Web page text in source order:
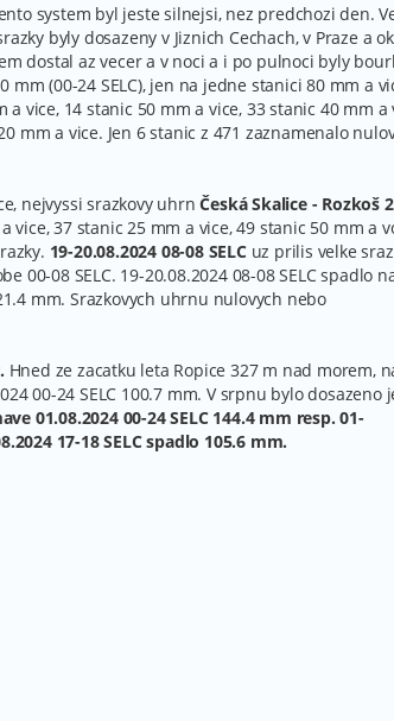
system byl jeste silnejsi, nez predchozi den.
byly dosazeny v Jiznich Cechach, v Praze a
dostal az vecer a v noci a i po pulnoci byly
(00-24 SELC), jen na jedne stanici 80 mm a
vice, 14 stanic 50 mm a vice, 33 stanic 40 mm a
mm a vice. Jen 6 stanic z 471 zaznamenalo
nejvyssi srazkovy uhrnČeská Skalice - Rozkoš
vice, 37 stanic 25 mm a vice, 49 stanic 50 mm a
19-20.08.2024 08-08 SELCuz prilis velke
00-08 SELC. 19-20.08.2024 08-08 SELC spadlo
mm. Srazkovych uhrnu nulovych nebo
Hned ze zacatku leta Ropice 327 m nad morem,
00-24 SELC 100.7 mm. V srpnu bylo dosazeno
01.08.2024 00-24 SELC 144.4 mm resp. 01-
17-18 SELC spadlo 105.6 mm.